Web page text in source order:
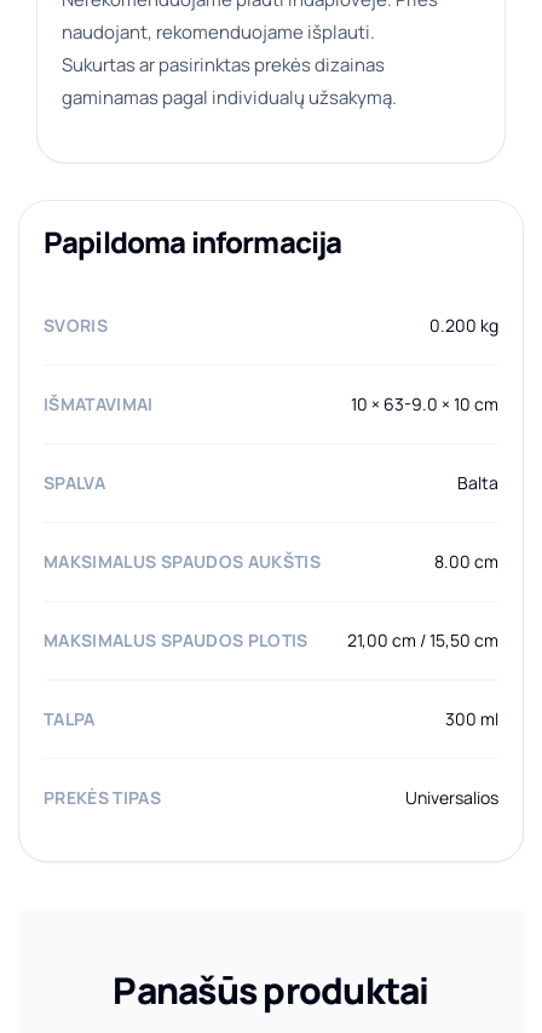
naudojant, rekomenduojame išplauti.
Sukurtas ar pasirinktas prekės dizainas
gaminamas pagal individualų užsakymą.
Papildoma informacija
SVORIS 0.200 kg
IŠMATAVIMAI 10 × 63-9.0 × 10 cm
SPALVA Balta
MAKSIMALUS SPAUDOS AUKŠTIS 8.00 cm
MAKSIMALUS SPAUDOS PLOTIS 21,00 cm / 15,50 cm
TALPA 300 ml
PREKĖS TIPAS Universalios
Panašūs produktai